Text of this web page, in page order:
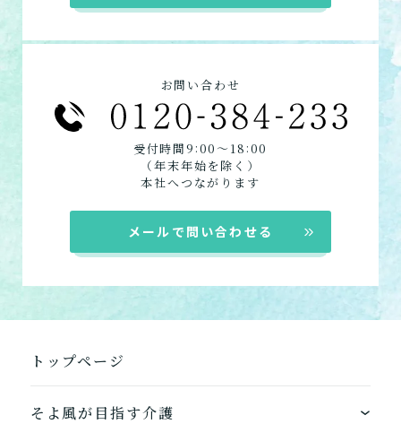
したい・利用したい★
電話：075-391-1550
問介護看護
て介護してもらう
組み合わせて利用する
「通い」「訪問」「宿泊」
の組み合わせ
介護をはじめるための手続
き・ご準備の代行
お問い合わせ
受付時間9 :00〜18 :00
（年末年始を除く）
本社へつながります
メールで問い合わせる
トップページ
そよ風が目指す介護